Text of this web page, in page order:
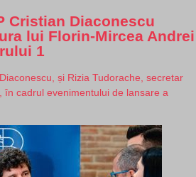
Cristian Diaconescu
lui Florin-Mircea Andrei
1
și Rizia Tudorache, secretar
în cadrul evenimentului de lansare a